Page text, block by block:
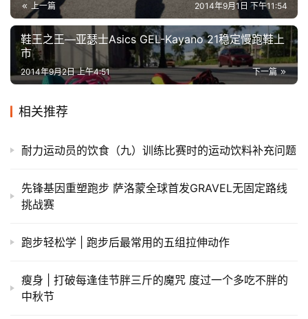
上一篇 2014年9月1日 下午11:54
鞋王之王—亚瑟士Asics GEL-Kayano 21稳定慢跑鞋上
市
下一篇
2014年9月2日 上午4:51
相关推荐
耐力运动员的饮食（九）训练比赛时的运动饮料补充问题
先锋基因重塑跑步 萨洛蒙全球首发GRAVEL无固定路线
挑战赛
跑步轻松学 | 跑步后最常用的五组拉伸动作
瘦身 | 打破每逢佳节胖三斤的魔咒 度过一个多吃不胖的
中秋节